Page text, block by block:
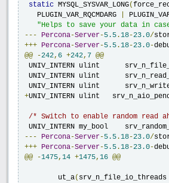
static MYSQL_SYSVAR_LONG(
   PLUGIN_VAR_RQCMDARG
"Helps to save your data in
---
Percona-Server-5.5.18-23.0/
+++ Percona-Server-5.5.18-23.0-
@@
-242, 6 +242, 7 @@
+UNIV_INTERN ulint
/* Switch to enable random read
---
Percona-Server-5.5.18-23.0/
+++ Percona-Server-5.5.18-23.0-
@@
-1475, 14 +1475, 16 @@
ut_a( srv_n_file_io_threads